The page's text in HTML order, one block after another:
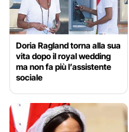
Doria Ragland torna alla sua
vita dopo il royal wedding
ma non fa più l’assistente
sociale